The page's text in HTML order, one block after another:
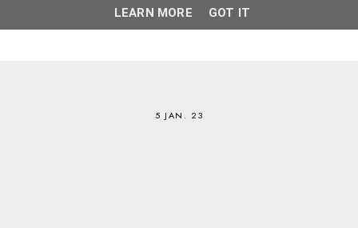
5 JAN. 23
LEARN MORE GOT IT